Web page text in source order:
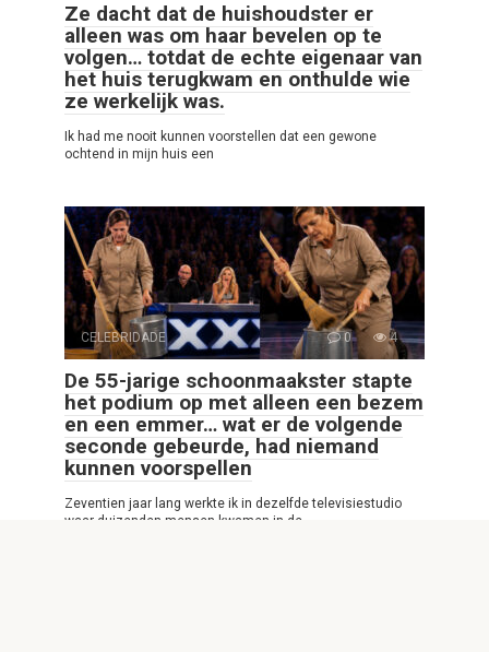
Ze dacht dat de huishoudster er
alleen was om haar bevelen op te
volgen… totdat de echte eigenaar van
het huis terugkwam en onthulde wie
ze werkelijk was.
Ik had me nooit kunnen voorstellen dat een gewone
ochtend in mijn huis een
CELEBRIDADE 0 4
De 55-jarige schoonmaakster stapte
het podium op met alleen een bezem
en een emmer… wat er de volgende
seconde gebeurde, had niemand
kunnen voorspellen
Zeventien jaar lang werkte ik in dezelfde televisiestudio
waar duizenden mensen kwamen in de